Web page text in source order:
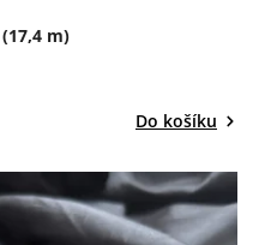
(17,4 m)
Do košíku